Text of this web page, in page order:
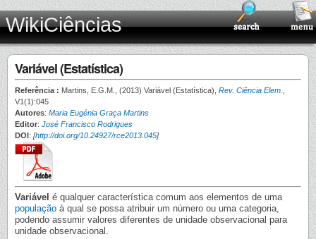
WikiCiências
Variável (Estatística)
Referência : Martins, E.G.M., (2013) Variável (Estatística), Rev. Ciência Elem.
V1(1):045
Autores: Maria Eugénia Graça Martins
Editor: José Francisco Rodrigues
DOI: [http://doi.org/10.24927/rce2013.045]
Variável é qualquer característica comum aos elementos de uma
população à qual se possa atribuir um número ou uma categoria,
podendo assumir valores diferentes de unidade observacional para
unidade observacional.